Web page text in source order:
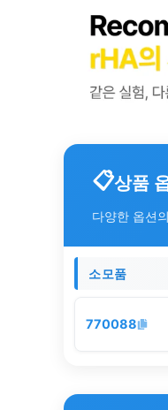
상품
다양한 옵션
소모품
770088